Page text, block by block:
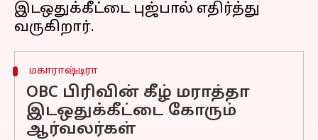
இடஒதுக்கீட்டை புஜ்பால் எதிர்த்து
மகாராஷ்டிரா
OBC பிரிவின் கீழ் மராத்தா
இடஒதுக்கீட்டை கோரும்
ஆர்வலர்கள்